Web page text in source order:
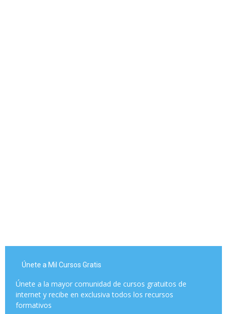
Únete a Mil Cursos Gratis
Únete a la mayor comunidad de cursos gratuitos de
internet y recibe en exclusiva todos los recursos
formativos